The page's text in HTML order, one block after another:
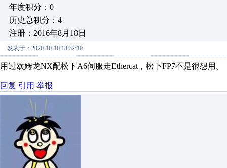
年度积分：0
历史总积分：4
注册：2016年8月18日
发表于：2020-10-10 18:32:10
用过欧姆龙NX配松下A6伺服走Ethercat，松下FP7不是很想用。
回复 引用 举报